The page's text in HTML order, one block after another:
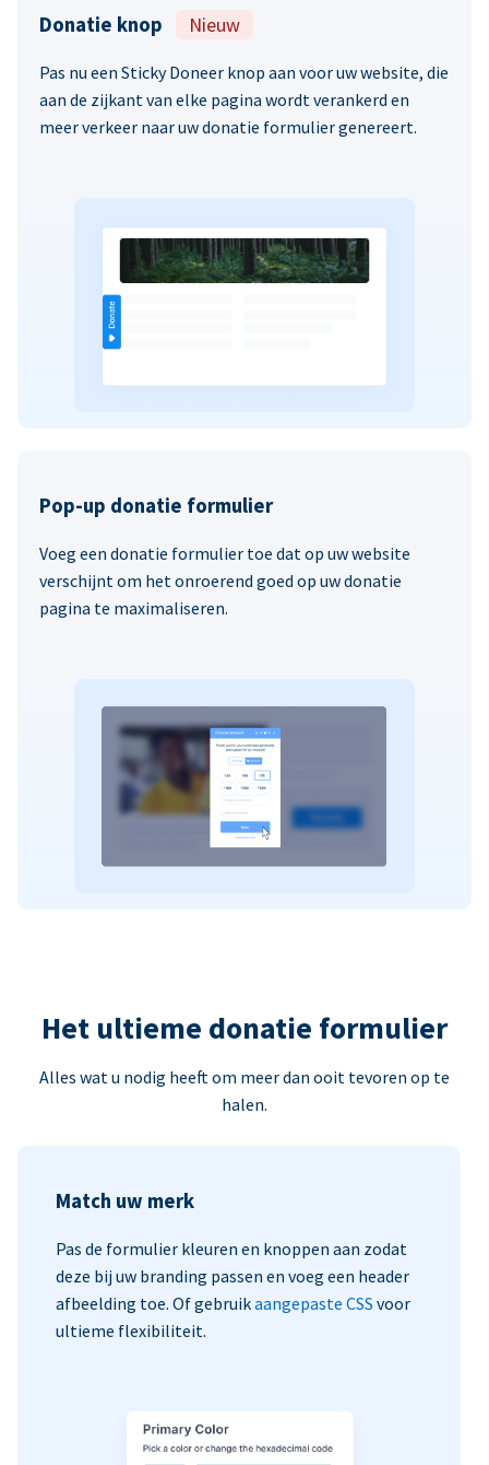
Donatie knop Nieuw
Pas nu een Sticky Doneer knop aan voor uw website, die
aan de zijkant van elke pagina wordt verankerd en
meer verkeer naar uw donatie formulier genereert.
Pop-up donatie formulier
Voeg een donatie formulier toe dat op uw website
verschijnt om het onroerend goed op uw donatie
pagina te maximaliseren.
Het ultieme donatie formulier
Alles wat u nodig heeft om meer dan ooit tevoren op te
halen.
Match uw merk
Pas de formulier kleuren en knoppen aan zodat
deze bij uw branding passen en voeg een header
afbeelding toe. Of gebruikaangepaste CSS voor
ultieme flexibiliteit.